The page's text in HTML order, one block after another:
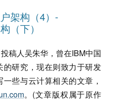
架构（4）-
（下）
稿人吴朱华，曾在IBM中国
研究，现在则致力于研发
些与云计算相关的文章，
。(文章版权属于原作